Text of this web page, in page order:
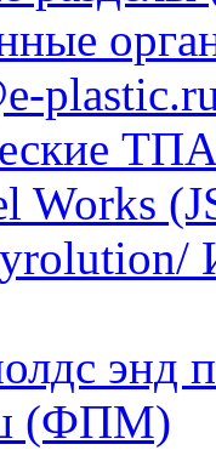
Works
энд
(ФПМ)